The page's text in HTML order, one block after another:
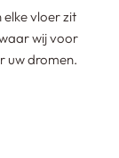
vloer zit
wij voor
uw dromen.